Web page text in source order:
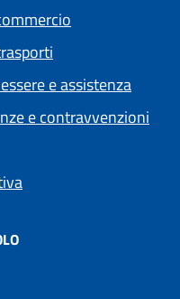
e assistenza
e contravvenzioni